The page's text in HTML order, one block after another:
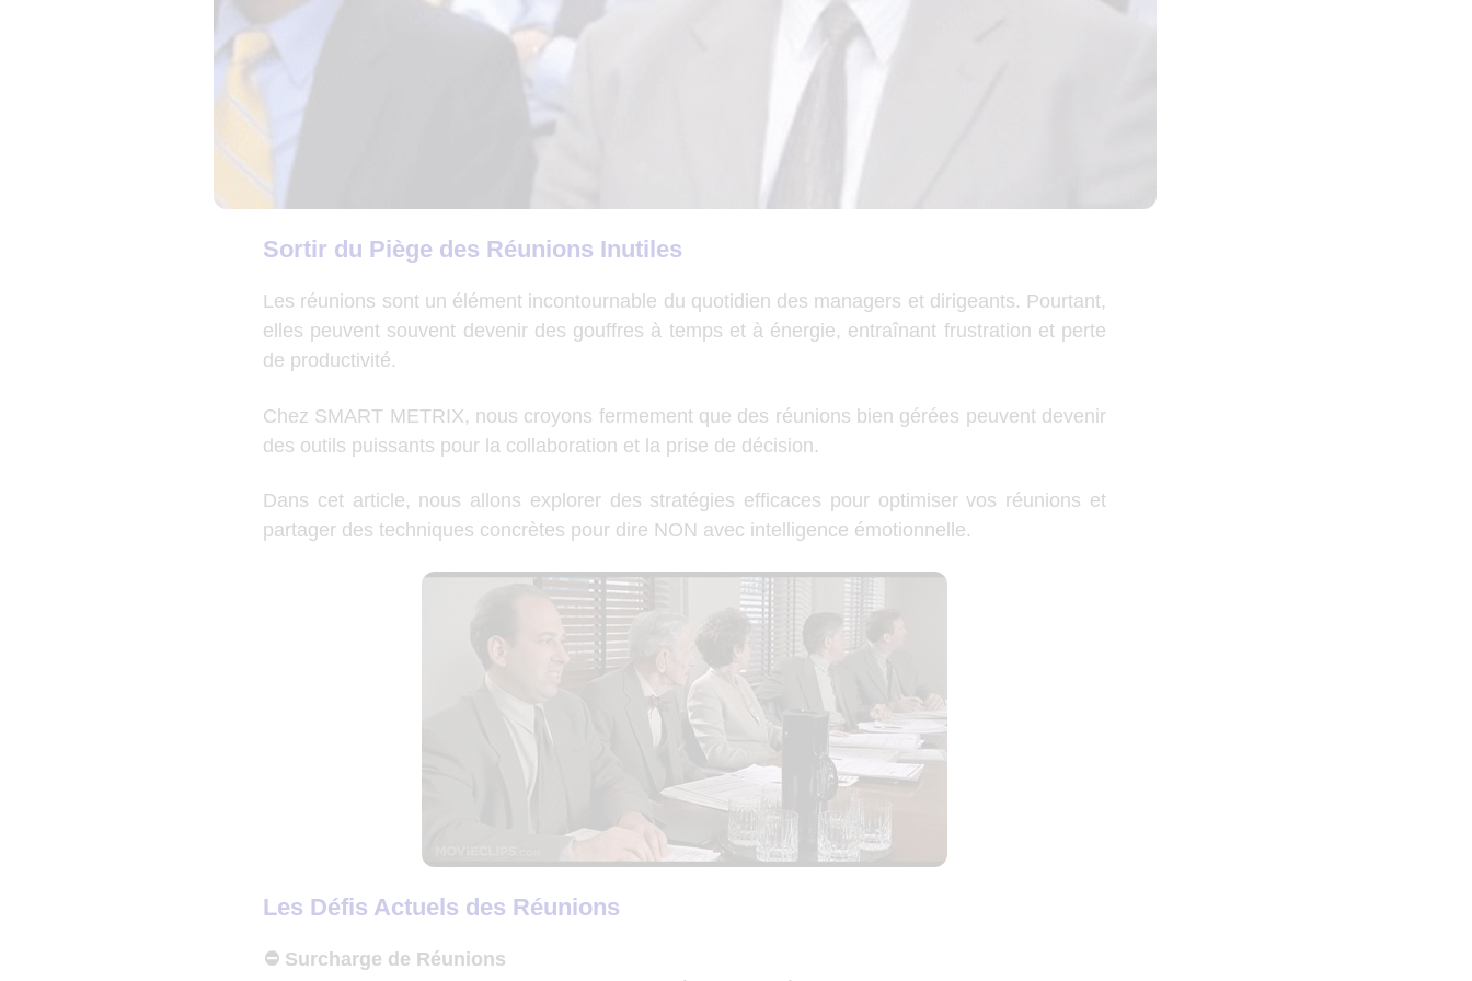
Sortir du Piège des Réunions Inutiles
Les réunions sont un élément incontournable du quotidien des managers et dirigeants. Pourtant,
elles peuvent souvent devenir des gouffres à temps et à énergie, entraînant frustration et perte
de productivité.
Chez SMART METRIX, nous croyons fermement que des réunions bien gérées peuvent devenir
des outils puissants pour la collaboration et la prise de décision.
Dans cet article, nous allons explorer des stratégies efficaces pour optimiser vos réunions et
partager des techniques concrètes pour dire NON avec intelligence émotionnelle.
Les Défis Actuels des Réunions
⛔ Surcharge de Réunions